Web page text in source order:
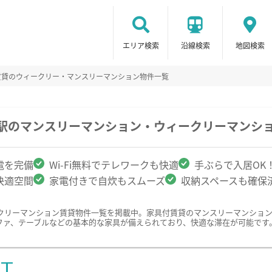
エリア検索 沿線検索 地図検索
のウィークリー・マンスリーマンション物件一覧
のマンスリーマンション・ウィークリーマンシ
を完備 Wi-Fi無料でテレワークも快適
手ぶらで入居OK
適空間
家電付きで自炊もスムーズ 収納スペースも確保
ーマンション賃貸物件一覧を掲載中。家具付賃貸のマンスリーマンショ
、テーブルなどの基本的な家具が備えられており、快適な滞在が可能で